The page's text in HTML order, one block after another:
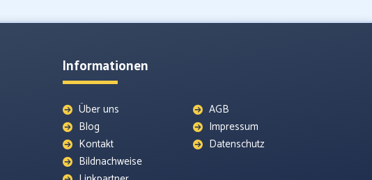
Informationen
Über uns
Blog
Kontakt
Bildnachweise
AGB
Impressum
Datenschutz